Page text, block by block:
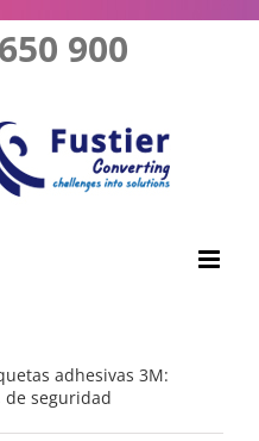
900
adhesivas 3M:
de seguridad